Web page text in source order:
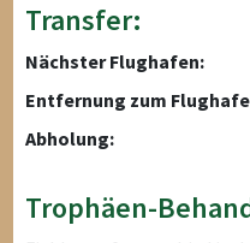
Transfer:
Nächster Flughafen:
Entfernung zum
Abholung:
Trophäen-